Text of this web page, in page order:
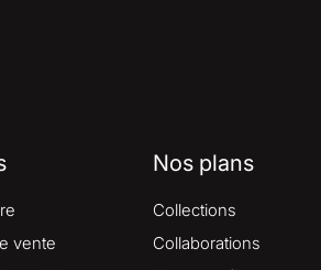
vente
Nos plans
Collections
Collaborations